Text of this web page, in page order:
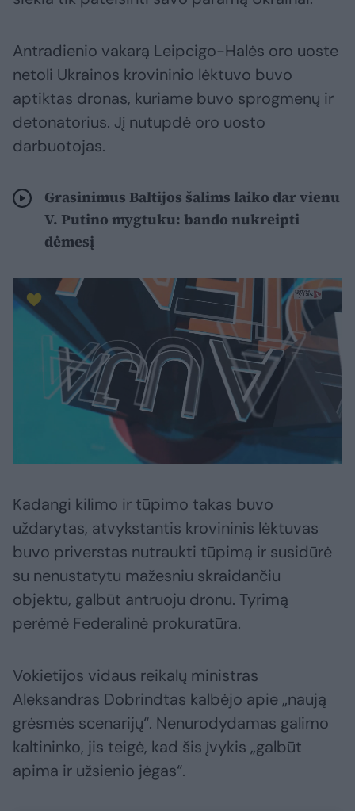
Antradienio vakarą Leipcigo-Halės oro uoste
netoli Ukrainos krovininio lėktuvo buvo
aptiktas dronas, kuriame buvo sprogmenų ir
detonatorius. Jį nutupdė oro uosto
darbuotojas.
Grasinimus Baltijos šalims laiko dar vienu
V. Putino mygtuku: bando nukreipti
dėmesį
Kadangi kilimo ir tūpimo takas buvo
uždarytas, atvykstantis krovininis lėktuvas
buvo priverstas nutraukti tūpimą ir susidūrė
su nenustatytu mažesniu skraidančiu
objektu, galbūt antruoju dronu. Tyrimą
perėmė Federalinė prokuratūra.
Vokietijos vidaus reikalų ministras
Aleksandras Dobrindtas kalbėjo apie „naują
grėsmės scenarijų“. Nenurodydamas galimo
kaltininko, jis teigė, kad šis įvykis „galbūt
apima ir užsienio jėgas“.